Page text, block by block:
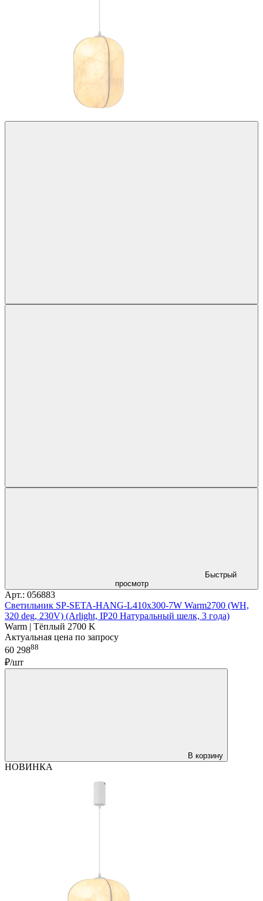
Быстрый
просмотр
Арт.: 056883
Светильник SP-SETA-HANG-L410х300-7W Warm2700 (WH,
320 deg, 230V) (Arlight, IP20 Натуральный шелк, 3 года)
Warm | Тёплый 2700 K
Актуальная цена по запросу
60 29888
₽/шт
В корзину
НОВИНКА